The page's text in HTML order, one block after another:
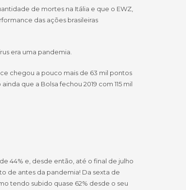
de mortes na Itália e que o EWZ,
das ações brasileiras
era uma pandemia.
chegou a pouco mais de 63 mil pontos
que a Bolsa fechou 2019 com 115 mil
44% e, desde então, até o final de julho
de antes da pandemia! Da sexta de
tendo subido quase 62% desde o seu